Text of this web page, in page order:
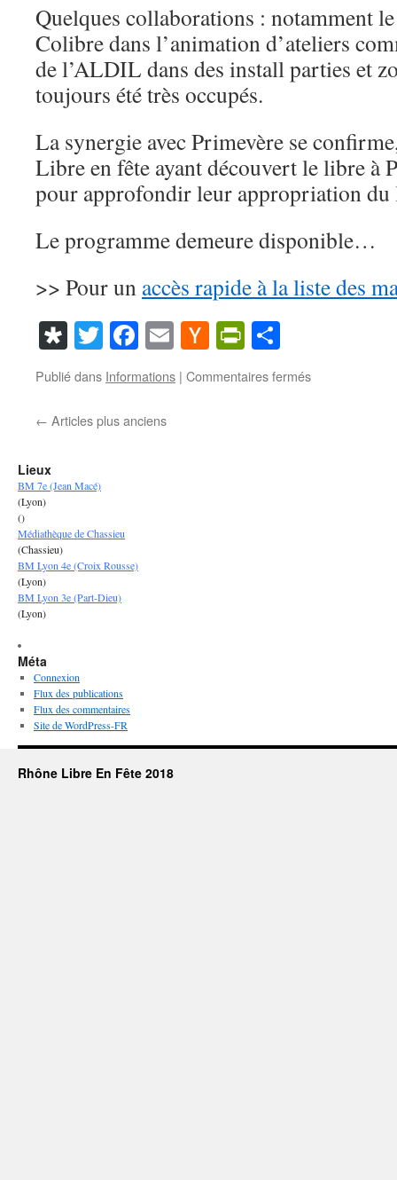
Quelques collaborations : notamment
Colibre dans l’animation d’ateliers
de l’ALDIL dans des install parties et
toujours été très occupés.
La synergie avec Primevère se
Libre en fête ayant découvert le libre à
pour approfondir leur appropriation du
Le programme demeure disponible…
>> Pour un accès rapide à la liste des
Diaspora
TwitterFacebook
EmailHacker
News
PrintFriendly
Publié dans Informations | Commentaires ferméssur
← Articles plus anciens
Lieux
BM 7e (Jean Macé)
(Lyon)
()
Médiathèque de Chassieu
(Chassieu)
BM Lyon 4e (Croix Rousse)
(Lyon)
BM Lyon 3e (Part-Dieu)
(Lyon)
Méta
Connexion
Flux des publications
Flux des commentaires
Site de WordPress-FR
Rhône Libre En Fête 2018